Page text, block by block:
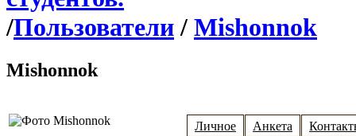
/Пользователи/ Mishonnok
Mishonnok
Личное Анкета